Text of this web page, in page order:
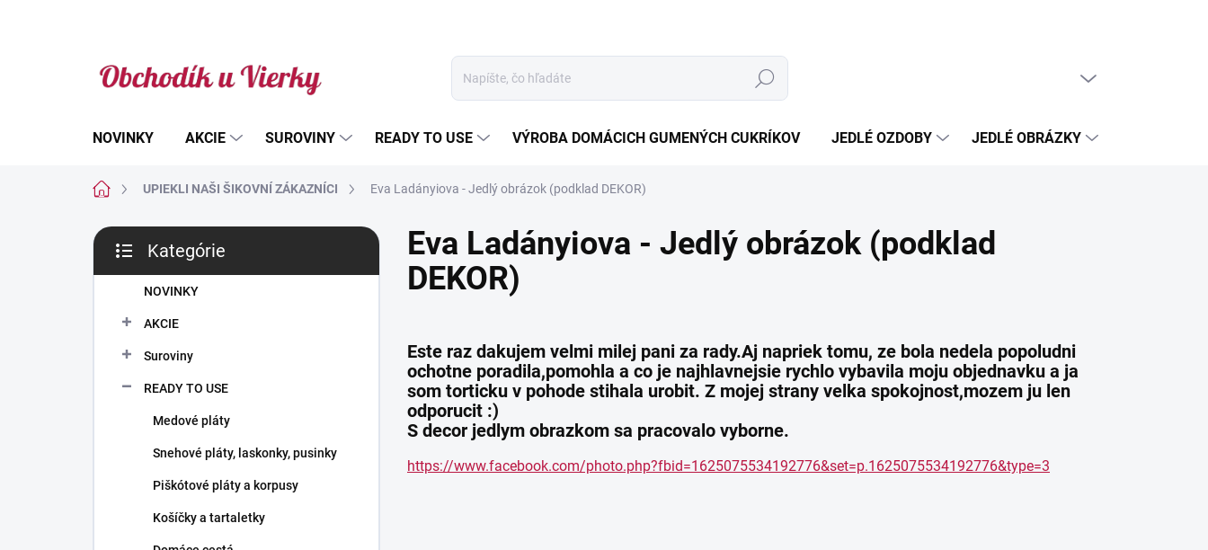
Hľadať
NOVINKY AKCIE SUROVINY READY TO USE VÝROBA DOMÁCICH GUMENÝCH CUKRÍKOV JEDLÉ OZDOBY JEDLÉ OBRÁZKY
DomovUPIEKLI NAŠI ŠIKOVNÍ ZÁKAZNÍCI Eva Ladányiova - Jedlý obrázok (podklad DEKOR)
B
č
kategórie
Kategórie
NOVINKY
AKCIE
Suroviny
READY TO USE
Medové pláty
Snehové pláty, laskonky, pusinky
Piškótové pláty a korpusy
Košíčky a tartaletky
Eva Ladányiova - Jedlý obrázok (podklad
DEKOR)
Este raz dakujem velmi milej pani za rady.Aj napriek tomu, ze bola nedela popoludni
ochotne poradila,pomohla a co je najhlavnejsie rychlo vybavila moju objednavku a ja
som torticku v pohode stihala urobit. Z mojej strany velka spokojnost,mozem ju len
odporucit :)
S decor jedlym obrazkom sa pracovalo vyborne.
https://www.facebook.com/photo.php?fbid=1625075534192776&set=p.1625075534192776&type=3